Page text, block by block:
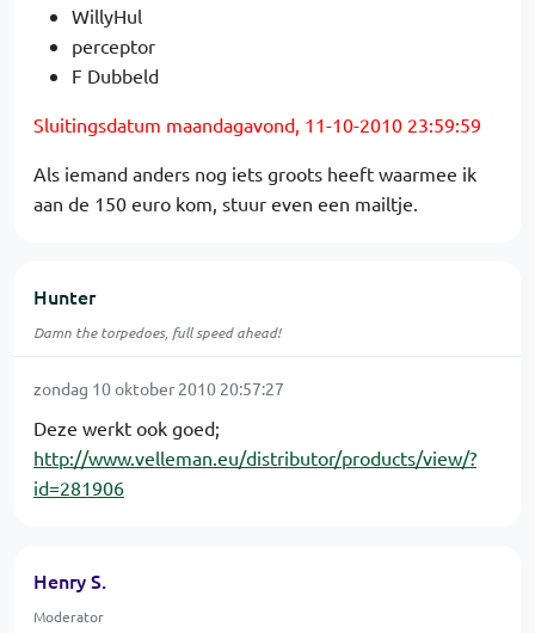
WillyHul
perceptor
F Dubbeld
Sluitingsdatum maandagavond, 11-10-2010 23:59:59
Als iemand anders nog iets groots heeft waarmee ik
aan de 150 euro kom, stuur even een mailtje.
Hunter
Damn the torpedoes, full speed ahead!
zondag 10 oktober 2010 20:57:27
Deze werkt ook goed;
http://www.velleman.eu/distributor/products/view/?
id=281906
Henry S.
Moderator